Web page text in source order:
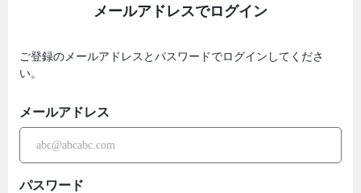
メールアドレスでログイン
ご登録のメールアドレスとパスワードでログインしてくださ
い。
メールアドレス
パスワード